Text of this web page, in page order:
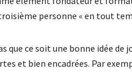
personne « en tout
que ce soit une bonne idée de
et bien encadrées. Par